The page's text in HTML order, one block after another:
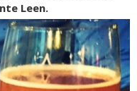
Leen.